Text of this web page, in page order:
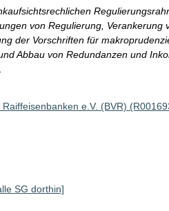
von Regulierung, Verankerung
der Vorschriften für
Abbau von Redundanzen und
e.V. (BVR)
SG dorthin]